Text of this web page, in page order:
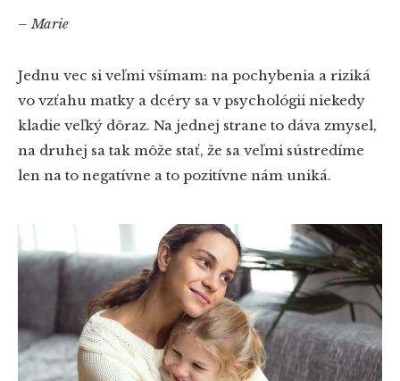
– Marie
Jednu vec si veľmi všímam: na pochybenia a riziká
vo vzťahu matky a dcéry sa v psychológii niekedy
kladie veľký dôraz. Na jednej strane to dáva zmysel,
na druhej sa tak môže stať, že sa veľmi sústredíme
len na to negatívne a to pozitívne nám uniká.